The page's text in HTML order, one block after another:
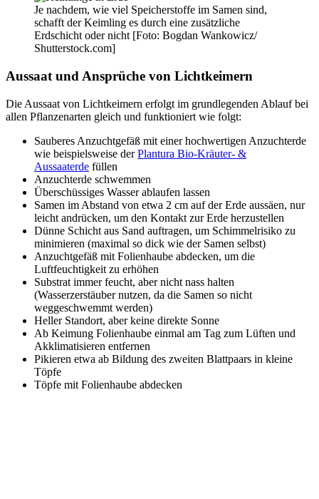
Je nachdem, wie viel Speicherstoffe im Samen sind,
schafft der Keimling es durch eine zusätzliche
Erdschicht oder nicht [Foto: Bogdan Wankowicz/
Shutterstock.com]
Aussaat und Ansprüche von Lichtkeimern
Die Aussaat von Lichtkeimern erfolgt im grundlegenden Ablauf bei
allen Pflanzenarten gleich und funktioniert wie folgt:
Sauberes Anzuchtgefäß mit einer hochwertigen Anzuchterde
wie beispielsweise derPlantura Bio-Kräuter- &
Aussaaterde füllen
Anzuchterde schwemmen
Überschüssiges Wasser ablaufen lassen
Samen im Abstand von etwa 2 cm auf der Erde aussäen, nur
leicht andrücken, um den Kontakt zur Erde herzustellen
Dünne Schicht aus Sand auftragen, um Schimmelrisiko zu
minimieren (maximal so dick wie der Samen selbst)
Anzuchtgefäß mit Folienhaube abdecken, um die
Luftfeuchtigkeit zu erhöhen
Substrat immer feucht, aber nicht nass halten
(Wasserzerstäuber nutzen, da die Samen so nicht
weggeschwemmt werden)
Heller Standort, aber keine direkte Sonne
Ab Keimung Folienhaube einmal am Tag zum Lüften und
Akklimatisieren entfernen
Pikieren etwa ab Bildung des zweiten Blattpaars in kleine
Töpfe
Töpfe mit Folienhaube abdecken